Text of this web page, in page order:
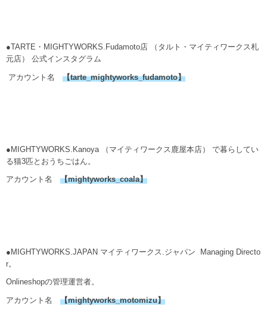
●TARTE・MIGHTYWORKS.Fudamoto店 （タルト・マイティワークス札
元店） 公式インスタグラム
アカウント名 【tarte_mightyworks_fudamoto】
●MIGHTYWORKS.Kanoya （マイティワークス鹿屋本店） で暮らしてい
る猫3匹とおうちごはん。
アカウント名 【mightyworks_coala】
●MIGHTYWORKS.JAPAN マイティワークス.ジャパン Managing Directo
r。
Onlineshopの管理運営者。
アカウント名 【mightyworks_motomizu】